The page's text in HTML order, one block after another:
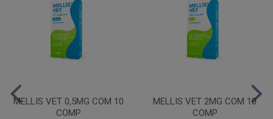
MELLIS VET 0,5MG COM 10
COMP
MELLIS VET 2MG COM 10
COMP